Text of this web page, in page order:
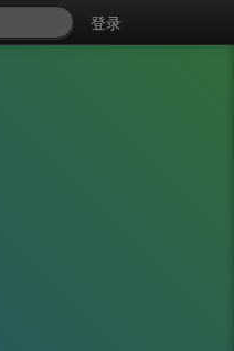
登录